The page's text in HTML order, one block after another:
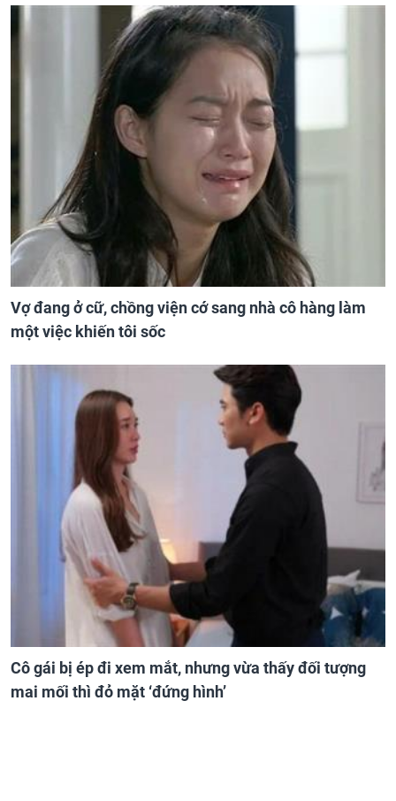
Vợ đang ở cữ, chồng viện cớ sang nhà cô hàng làm
một việc khiến tôi sốc
Cô gái bị ép đi xem mắt, nhưng vừa thấy đối tượng
mai mối thì đỏ mặt ‘đứng hình’